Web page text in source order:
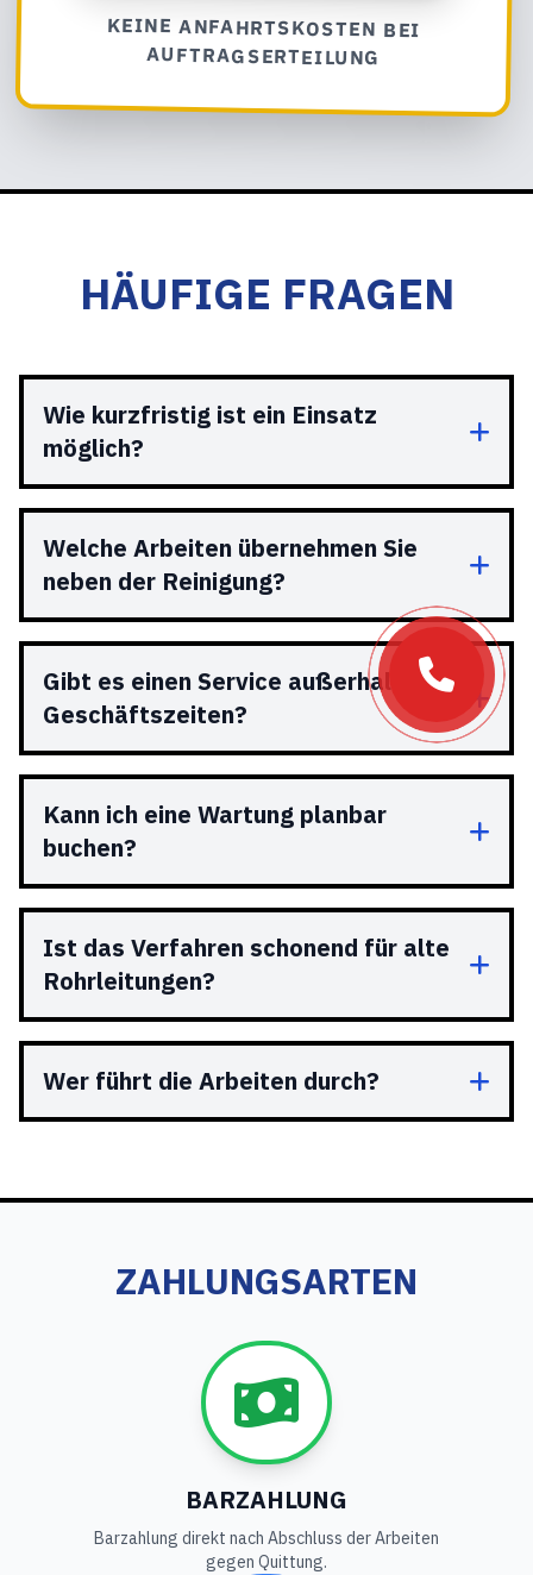
KEINE ANFAHRTSKOSTEN BEI
AUFTRAGSERTEILUNG
HÄUFIGE FRAGEN
Wie kurzfristig ist ein Einsatz
möglich?
Welche Arbeiten übernehmen Sie
neben der Reinigung?
Gibt es einen Service außerhalb der
Geschäftszeiten?
Kann ich eine Wartung planbar
buchen?
Ist das Verfahren schonend für alte
Rohrleitungen?
Wer führt die Arbeiten durch?
ZAHLUNGSARTEN
BARZAHLUNG
Barzahlung direkt nach Abschluss der Arbeiten
gegen Quittung.